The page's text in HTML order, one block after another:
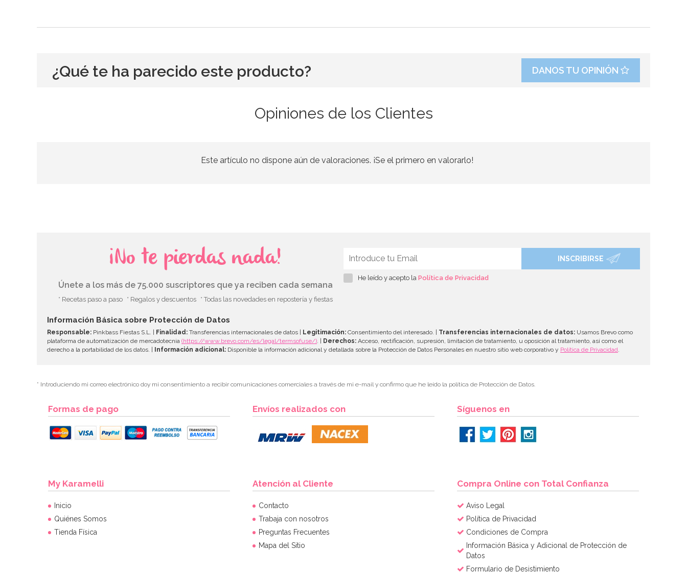
¿Qué te ha parecido este producto? DANOS TU OPINIÓN
Opiniones de los Clientes
Este artículo no dispone aún de valoraciones. ¡Se el primero en valorarlo!
¡No te pierdas nada!
Únete a los más de 75.000 suscriptores que ya reciben cada semana
* Recetas paso a paso * Regalos y descuentos * Todas las novedades en repostería y fiestas
INSCRIBIRSE
He leído y acepto la Política de Privacidad
Información Básica sobre Protección de Datos
Responsable: Pinkbass Fiestas S.L. | Finalidad: Transferencias internacionales de datos | Legitimación: Consentimiento del interesado. | Transferencias internacionales de datos: Usamos Brevo como
plataforma de automatización de mercadotecnia (https://www.brevo.com/es/legal/termsofuse/) . | Derechos: Acceso, rectificación, supresión, limitación de tratamiento, u oposición al tratamiento, así como el
derecho a la portabilidad de los datos. | Información adicional: Disponible la información adicional y detallada sobre la Protección de Datos Personales en nuestro sitio web corporativo y Política de Privacidad
* Introduciendo mi correo electrónico doy mi consentimiento a recibir comunicaciones comerciales a través de mi e-mail y confirmo que he leído la política de Protección de Datos.
Formas de pago Envíos realizados con Síguenos en
My Karamelli
Inicio
Quiénes Somos
Tienda Física
Atención al Cliente
Contacto
Trabaja con nosotros
Preguntas Frecuentes
Mapa del Sitio
Compra Online con Total Confianza
Aviso Legal
Política de Privacidad
Condiciones de Compra
Información Básica y Adicional de Protección de
Datos
Formulario de Desistimiento